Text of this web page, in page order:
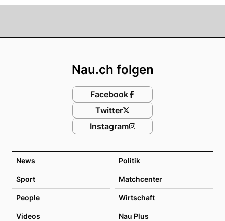
News Politik
Sport Matchcenter
People Wirtschaft
Videos Nau Plus
Nau.ch folgen
Facebook
Twitter
Instagram